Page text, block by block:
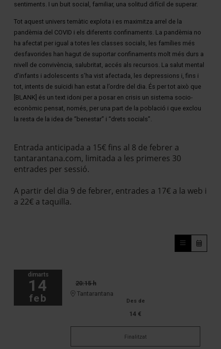
sentiments. I un buit social, familiar, una solitud difícil de superar.
Tot aquest univers temàtic explota i es maximitza arrel de la
pandèmia del COVID i els diferents confinaments. La pandèmia no
ha afectat per igual a totes les classes socials, les famílies més
desfavorides han hagut de suportar confinaments molt més durs a
nivell de convivència, salubritat, accés als recursos. La salut mental
d’infants i adolescents s’ha vist afectada, les depressions i, fins i
tot, intents de suïcidi han estat a l’ordre del dia. És per tot això que
[BLANK] és un text idoni per a posar en crisis un sistema socio-
econòmic pensat, només, per una part de la població i que exclou
la resta de la idea de “benestar” i “drets socials”.
Entrada anticipada a 15€ fins al 8 de febrer a
tantarantana.com, limitada a les primeres 30
entrades per sessió.
A partir del dia 9 de febrer, entrades a 17€ a la web i
a 22€ a taquilla.
dimarts
14
feb
20:15 h
Tantarantana
Des de
14 €
Finalitzat